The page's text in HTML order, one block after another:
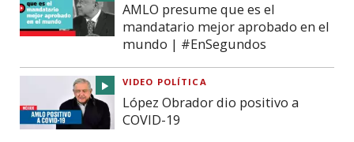
AMLO presume que es el
mandatario mejor aprobado en el
mundo | #EnSegundos
VIDEO POLÍTICA
López Obrador dio positivo a
COVID-19